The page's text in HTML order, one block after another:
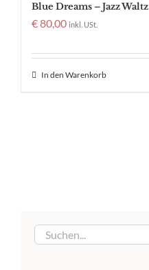
Blue Dreams – Jazz Waltz
€80,00 inkl. USt.
In den Warenkorb